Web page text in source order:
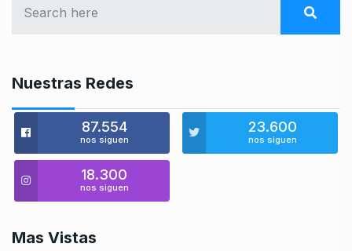
Nuestras Redes
87.554
nos siguen
23.600
nos siguen
18.300
nos siguen
Mas Vistas